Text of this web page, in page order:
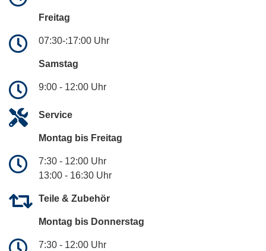
Freitag
07:30-:17:00 Uhr
Samstag
9:00 - 12:00 Uhr
Service
Montag bis Freitag
7:30 - 12:00 Uhr
13:00 - 16:30 Uhr
Teile & Zubehör
Montag bis Donnerstag
7:30 - 12:00 Uhr